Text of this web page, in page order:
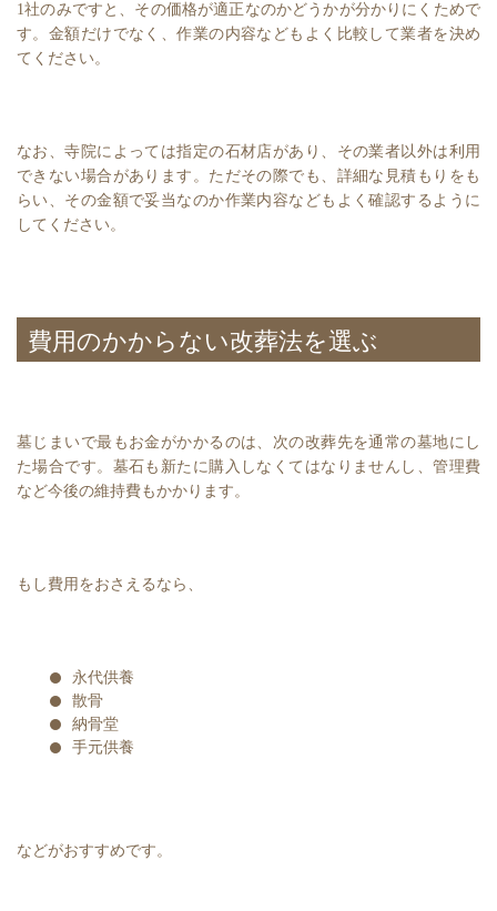
1社のみですと、その価格が適正なのかどうかが分かりにくためで
す。金額だけでなく、作業の内容などもよく比較して業者を決め
てください。
なお、寺院によっては指定の石材店があり、その業者以外は利用
できない場合があります。ただその際でも、詳細な見積もりをも
らい、その金額で妥当なのか作業内容などもよく確認するように
してください。
費用のかからない改葬法を選ぶ
墓じまいで最もお金がかかるのは、次の改葬先を通常の墓地にし
た場合です。墓石も新たに購入しなくてはなりませんし、管理費
など今後の維持費もかかります。
もし費用をおさえるなら、
永代供養
散骨
納骨堂
手元供養
などがおすすめです。